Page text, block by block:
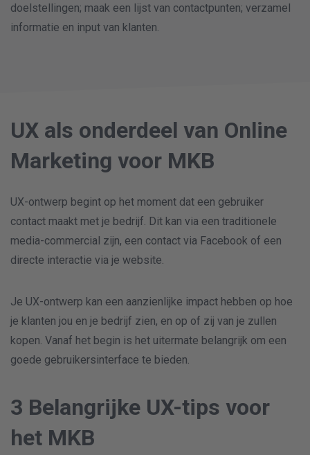
doelstellingen; maak een lijst van contactpunten; verzamel
informatie en input van klanten.
UX als onderdeel van Online
Marketing voor MKB
UX-ontwerp begint op het moment dat een gebruiker
contact maakt met je bedrijf. Dit kan via een traditionele
media-commercial zijn, een contact via Facebook of een
directe interactie via je website.
Je UX-ontwerp kan een aanzienlijke impact hebben op hoe
je klanten jou en je bedrijf zien, en op of zij van je zullen
kopen. Vanaf het begin is het uitermate belangrijk om een
goede gebruikersinterface te bieden.
3 Belangrijke UX-tips voor
het MKB